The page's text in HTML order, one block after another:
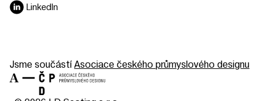
LinkedIn
Jsme součástíAsociace českého průmyslového designu